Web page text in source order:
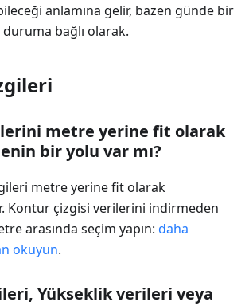
anlamına gelir, bazen günde bir
bağlı olarak.
metre yerine fit olarak
bir yolu var mı?
metre yerine fit olarak
Kontur çizgisi verilerini indirmeden
arasında seçim yapın: daha
okuyun.
Yükseklik verileri veya